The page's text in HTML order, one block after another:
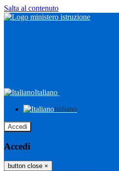
Salta al contenuto
Italiano
Italiano
Accedi
Accedi
button close ×